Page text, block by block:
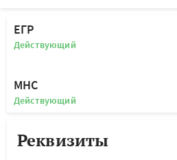
ЕГР
Действующий
МНС
Действующий
Реквизиты